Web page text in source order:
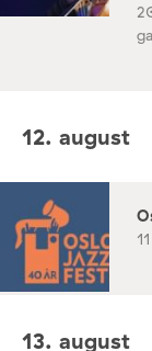
12. august
13. august